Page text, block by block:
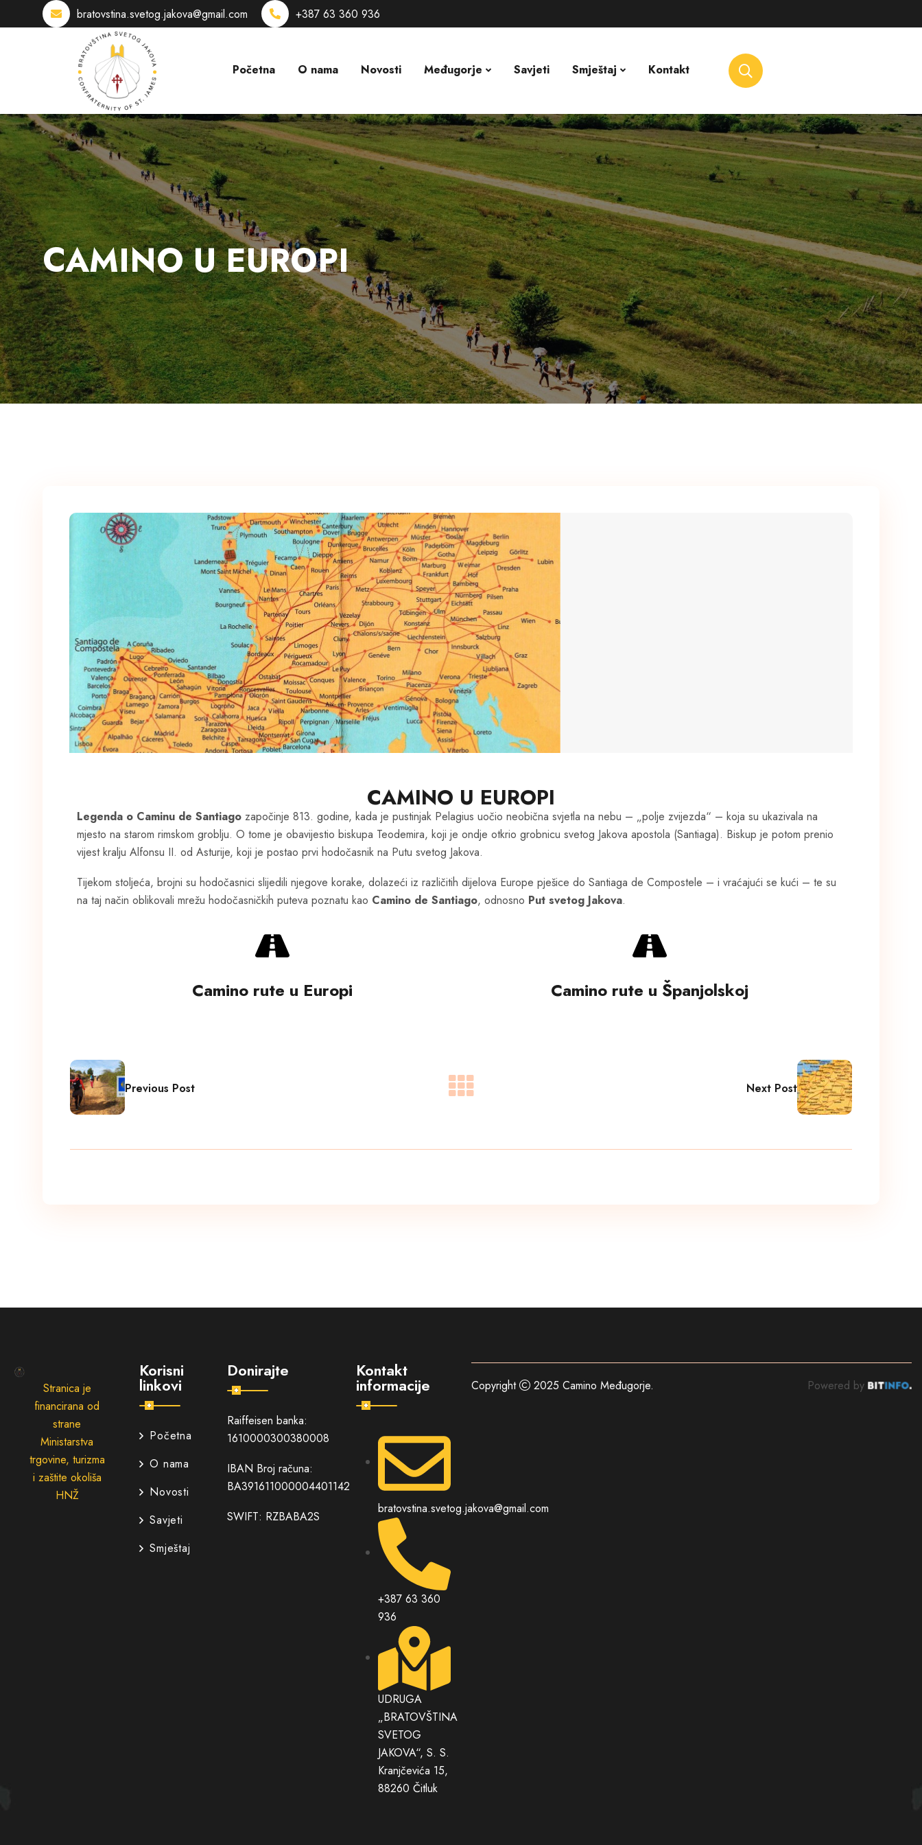
bratovstina.svetog.jakova@gmail.com +387 63 360 936
Početna O nama Novosti Međugorje Savjeti Smještaj Kontakt
CAMINO U EUROPI
CAMINO U EUROPI
Legenda o Caminu de Santiago započinje 813. godine, kada je pustinjak Pelagius uočio neobična svjetla na nebu – „polje zvijezda“ – koja su ukazivala na
mjesto na starom rimskom groblju. O tome je obavijestio biskupa Teodemira, koji je ondje otkrio grobnicu svetog Jakova apostola (Santiaga). Biskup je potom prenio
vijest kralju Alfonsu II. od Asturije, koji je postao prvi hodočasnik na Putu svetog Jakova.
Tijekom stoljeća, brojni su hodočasnici slijedili njegove korake, dolazeći iz različitih dijelova Europe pješice do Santiaga de Compostele – i vraćajući se kući – te su
na taj način oblikovali mrežu hodočasničkih puteva poznatu kao Camino de Santiago, odnosno Put svetog Jakova.
Camino rute u Europi Camino rute u Španjolskoj
Previous Post Next Post
Stranica je
financirana od
strane
Ministarstva
trgovine, turizma
i zaštite okoliša
HNŽ
Korisni
linkovi
Početna
O nama
Novosti
Savjeti
Smještaj
Donirajte
Raiffeisen banka:
1610000300380008
IBAN Broj računa:
BA391611000004401142
SWIFT: RZBABA2S
Kontakt
informacije
bratovstina.svetog.jakova@gmail.com
+387 63 360
936
UDRUGA
„BRATOVŠTINA
SVETOG
JAKOVA“, S. S.
Kranjčevića 15,
88260 Čitluk
Copyright 2025 Camino Međugorje. Powered by